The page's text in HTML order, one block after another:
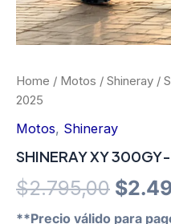
Home / Motos / Shineray /
2025
Motos, Shineray
SHINERAY XY
$2.795,00 $
**Precio válido para